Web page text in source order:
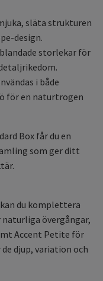
släta strukturen
design.
storlekar för
i både
för en naturtrogen
Box får du en
som ger ditt
du komplettera
övergångar,
Accent Petite för
djup, variation och